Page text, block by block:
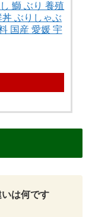
鰤 ぶり 養殖
ぶりしゃぶ
国産 愛媛 宇
は何です